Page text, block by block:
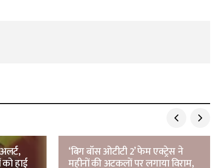
हाई
‘बिग बॉस ओटीटी 2’ फेम एक्ट्रेस ने
महीनों की अटकलों पर लगाया विराम,